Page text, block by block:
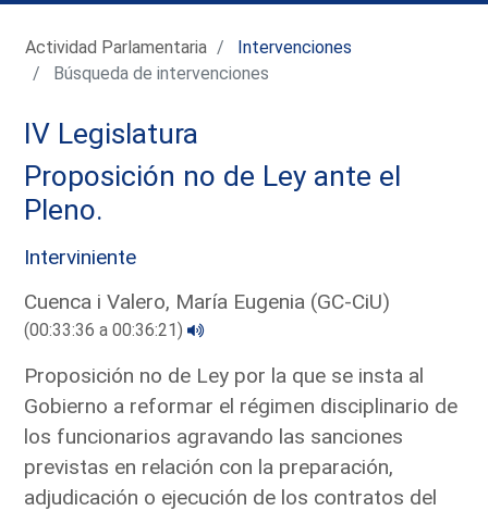
Actividad Parlamentaria
Intervenciones
Búsqueda de intervenciones
IV Legislatura
Proposición no de Ley ante el
Pleno.
Interviniente
Cuenca i Valero, María Eugenia (GC-CiU)
(00:33:36 a 00:36:21)
Proposición no de Ley por la que se insta al
Gobierno a reformar el régimen disciplinario de
los funcionarios agravando las sanciones
previstas en relación con la preparación,
adjudicación o ejecución de los contratos del